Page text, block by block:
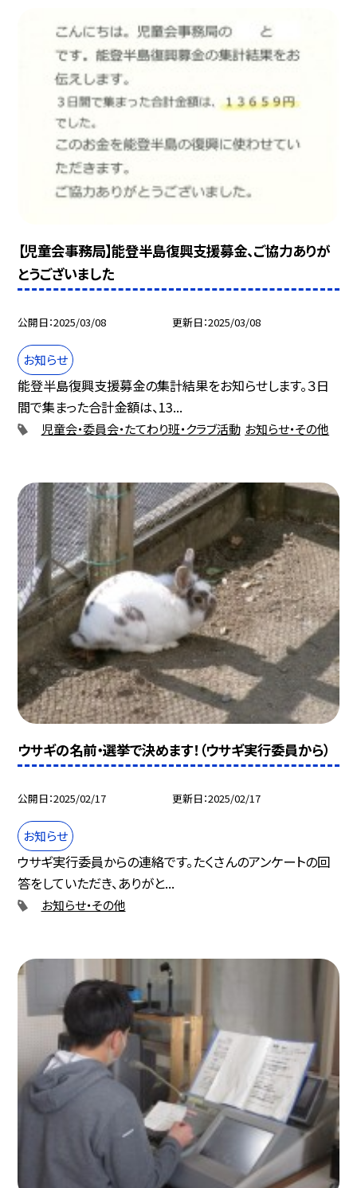
【児童会事務局】能登半島復興支援募金、ご協力ありが
とうございました
公開日 2025/03/08 更新日 2025/03/08
お知らせ
能登半島復興支援募金の集計結果をお知らせします。３日
間で集まった合計金額は、13...
児童会・委員会・たてわり班・クラブ活動 お知らせ・その他
ウサギの名前・選挙で決めます！（ウサギ実行委員から）
公開日 2025/02/17 更新日 2025/02/17
お知らせ
ウサギ実行委員からの連絡です。たくさんのアンケートの回
答をしていただき、ありがと...
お知らせ・その他